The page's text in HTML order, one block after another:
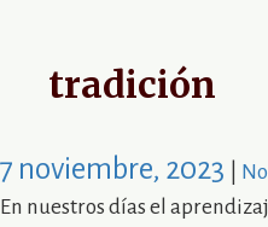
tradición
7 noviembre, 2023
En nuestros días el